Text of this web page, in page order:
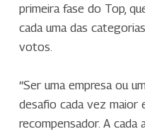
primeira fase do Top,
cada uma das
votos.
“Ser uma empresa ou
desafio cada vez maior
recompensador. A cada